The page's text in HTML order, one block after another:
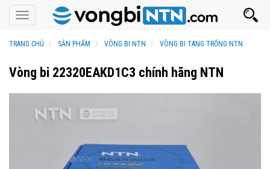
Toggle
navigation
TRANG CHỦ SẢN PHẨM VÒNG BI NTN VÒNG BI TANG TRỐNG NTN
Vòng bi 22320EAKD1C3 chính hãng NTN